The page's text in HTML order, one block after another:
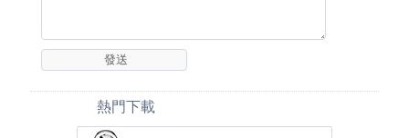
熱門下載